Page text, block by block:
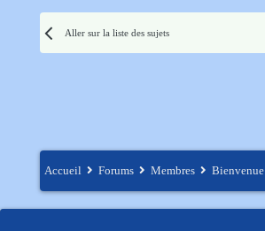
Aller sur la liste des sujets
Accueil Forums Membres Bienvenue